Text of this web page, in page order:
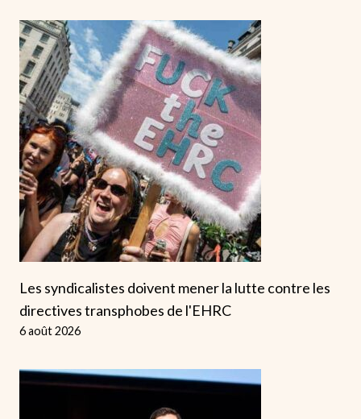
Les syndicalistes doivent mener la lutte contre les
directives transphobes de l'EHRC
6 août 2026